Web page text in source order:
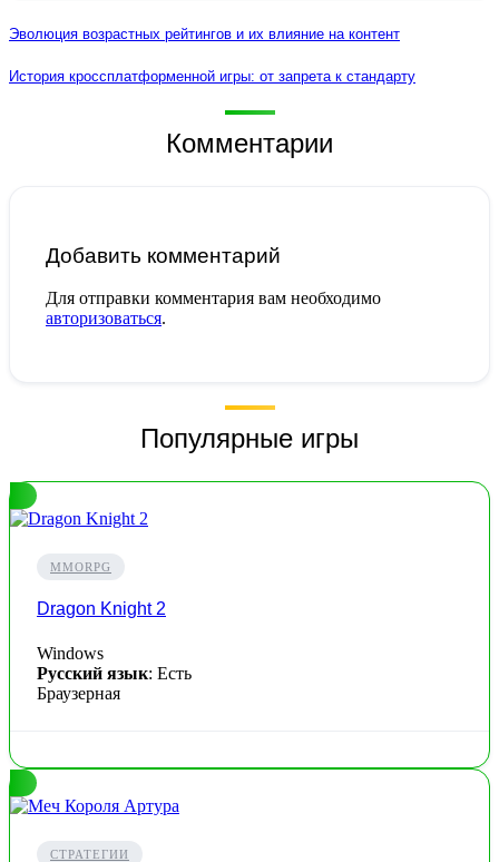
Эволюция возрастных рейтингов и их влияние на контент
История кроссплатформенной игры: от запрета к стандарту
Комментарии
Добавить комментарий
Для отправки комментария вам необходимо
авторизоваться.
Популярные игры
MMORPG
Dragon Knight 2
Windows
Русский язык: Есть
Браузерная
СТРАТЕГИИ